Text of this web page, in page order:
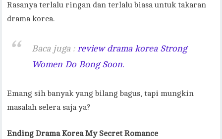
Rasanya terlalu ringan dan terlalu biasa untuk takaran
drama korea.
Baca juga : review drama korea Strong
Women Do Bong Soon.
Emang sih banyak yang bilang bagus, tapi mungkin
masalah selera saja ya?
Ending Drama Korea My Secret Romance